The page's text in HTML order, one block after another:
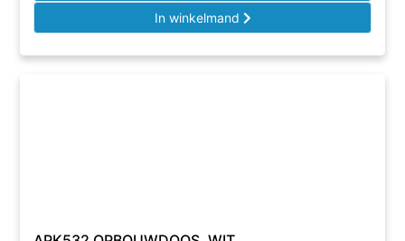
In winkelmand